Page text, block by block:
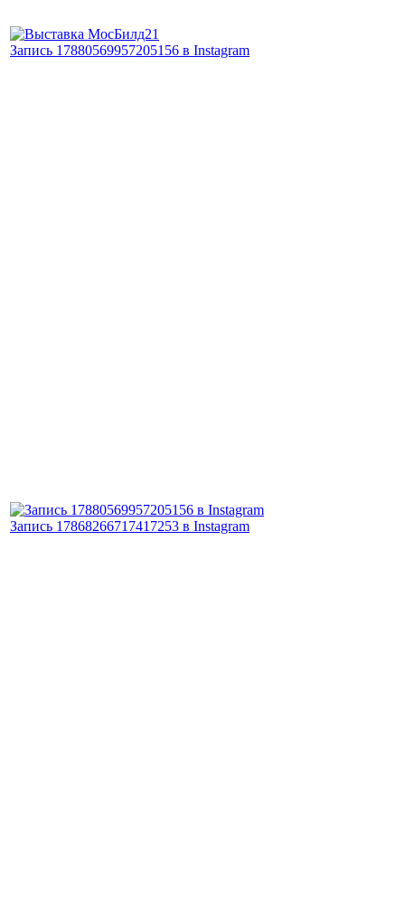
Запись 17880569957205156 в Instagram
Запись 17868266717417253 в Instagram